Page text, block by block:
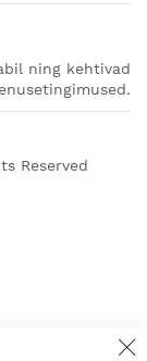
ning kehtivad
Reserved